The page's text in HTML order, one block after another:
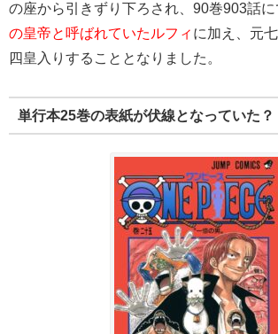
の座から引きずり下ろされ、90巻903話に
の皇帝と呼ばれていたルフィ に加え、元
四皇入りすることとなりました。
単行本25巻の表紙が伏線となっていた？